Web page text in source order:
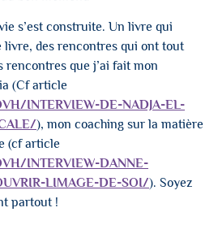
s’est construite. Un livre qui
livre, des rencontres qui ont tout
rencontres que j’ai fait mon
(Cf article
INTERVIEW-DE-NADJA-EL-
), mon coaching sur la matière
(cf article
INTERVIEW-DANNE-
LIMAGE-DE-SOI/). Soyez
partout !